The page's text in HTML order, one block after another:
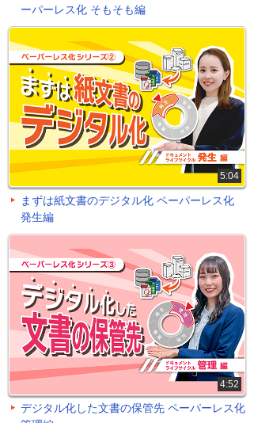
ーパーレス化 そもそも編
5:04
まずは紙文書のデジタル化 ペーパーレス化
発生編
4:52
デジタル化した文書の保管先 ペーパーレス化